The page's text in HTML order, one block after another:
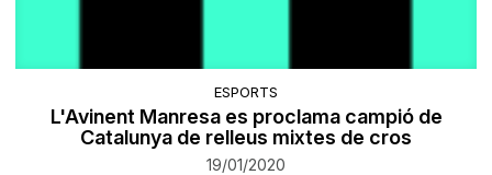
ESPORTS
L'Avinent Manresa es proclama campió de
Catalunya de relleus mixtes de cros
19/01/2020